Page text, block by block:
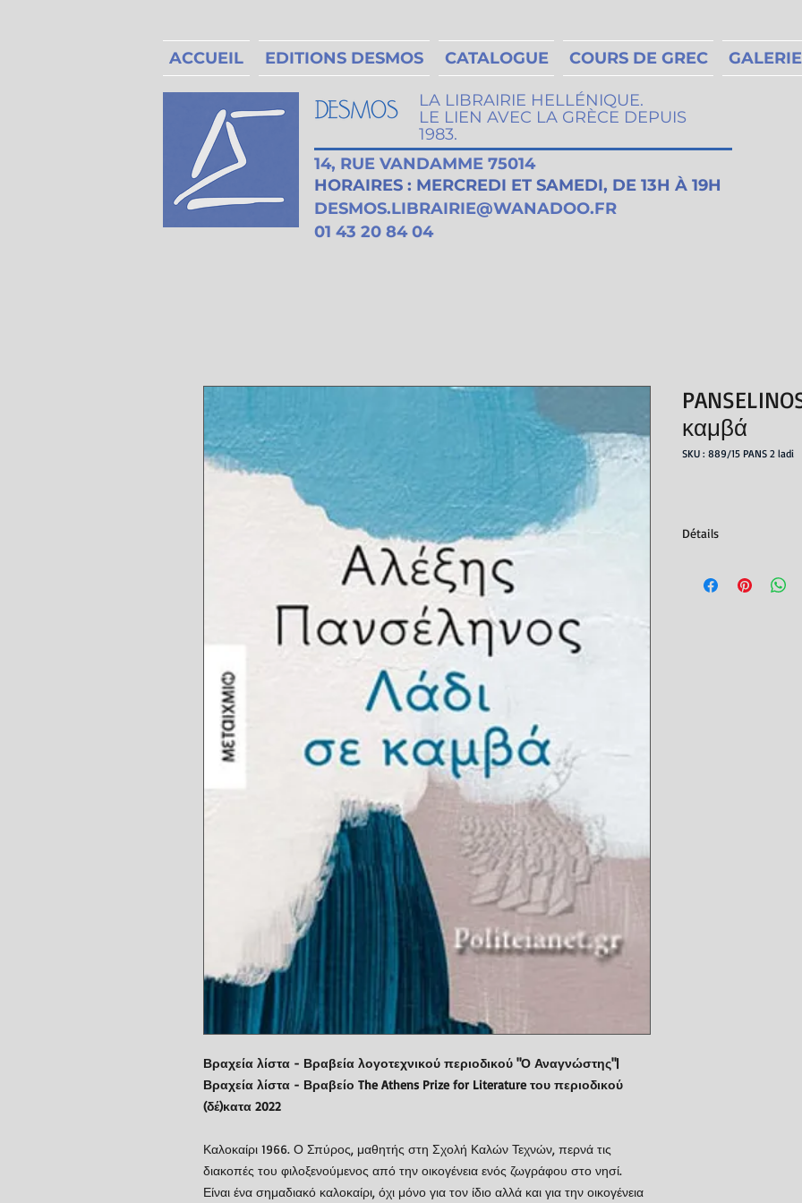
ACCUEIL EDITIONS DESMOS CATALOGUE COURS DE GREC GALERIE
LA LIBRAIRIE HELLÉNIQUE.
LE LIEN AVEC LA GRÈCE DEPUIS
1983.
14, RUE VANDAMME 75014
HORAIRES : MERCREDI ET SAMEDI, DE 13H À 19H
DESMOS.LIBRAIRIE@WANADOO.FR
01 43 20 84 04
Βραχεία λίστα - Βραβεία λογοτεχνικού περιοδικού "Ο Αναγνώστης"|
Βραχεία λίστα - Βραβείο The Athens Prize for Literature του περιοδικού
(δέ)κατα 2022
Καλοκαίρι 1966. Ο Σπύρος, μαθητής στη Σχολή Καλών Τεχνών, περνά τις
διακοπές του φιλοξενούμενος από την οικογένεια ενός ζωγράφου στο νησί.
Είναι ένα σημαδιακό καλοκαίρι, όχι μόνο για τον ίδιο αλλά και για την οικογένεια
καμβά
SKU : 889/15 PANS 2 ladi
Détails
Parution : 26/10/2022